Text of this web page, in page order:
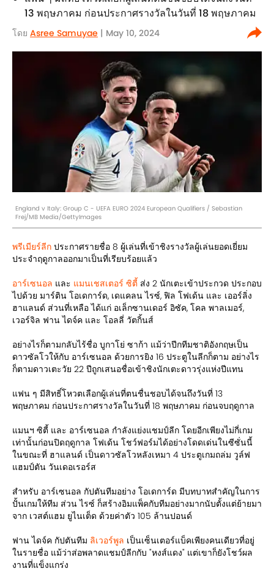
13 พฤษภาคม ก่อนประกาศรางวัลในวันที่ 18 พฤษภาคม
โดย Asree Samuyae | May 10, 2024
England v Italy: Group C - UEFA EURO 2024 European Qualifiers / Sebastian
Frej/MB Media/GettyImages
พรีเมียร์ลีก ประกาศรายชื่อ 8 ผู้เล่นที่เข้าชิงรางวัลผู้เล่นยอดเยี่ยม
ประจำฤดูกาลออกมาเป็นที่เรียบร้อยแล้ว
อาร์เซนอล และ แมนเชสเตอร์ ซิตี้ ส่ง 2 นักเตะเข้าประกวด ประกอบ
ไปด้วย มาร์ติน โอเดการ์ด, เดแคลน ไรซ์, ฟิล โฟเด้น และ เออร์ลิ่ง
ฮาแลนด์ ส่วนที่เหลือ ได้แก่ อเล็กซานเดอร์ อิซัค, โคล พาลเมอร์,
เวอร์จิล ฟาน ไดจ์ค และ โอลลี่ วัตกิ้นส์
อย่างไรก็ตามกลับไร้ชื่อ บูกาโย่ ซาก้า แม้ว่าปีกทีมชาติอังกฤษเป็น
ดาวซัลโวให้กับ อาร์เซนอล ด้วยการยิง 16 ประตูในลีกก็ตาม อย่างไร
ก็ตามดาวเตะวัย 22 ปีถูกเสนอชื่อเข้าชิงนักเตะดาวรุ่งแห่งปีแทน
แฟน ๆ มีสิทธิ์โหวตเลือกผู้เล่นที่ตนชื่นชอบได้จนถึงวันที่ 13
พฤษภาคม ก่อนประกาศรางวัลในวันที่ 18 พฤษภาคม ก่อนจบฤดูกาล
แมนฯ ซิตี้ และ อาร์เซนอล กำลังแย่งแชมป์ลีก โดยอีกเพียงไม่กี่เกม
เท่านั้นก่อนปิดฤดูกาล โฟเด้น โชว์ฟอร์มได้อย่างโดดเด่นในซีซั่นนี้
ในขณะที่ ฮาแลนด์ เป็นดาวซัลโวหลังเหมา 4 ประตูเกมถล่ม วูล์ฟ
แฮมป์ตัน วันเดอเรอร์ส
สำหรับ อาร์เซนอล กัปตันทีมอย่าง โอเดการ์ด มีบทบาทสำคัญในการ
ปั้นเกมให้ทีม ส่วน ไรซ์ ก็สร้างอิมแพ็คกับทีมอย่างมากนับตั้งแต่ย้ายมา
จาก เวสต์แฮม ยูไนเต็ด ด้วยค่าตัว 105 ล้านปอนด์
ฟาน ไดจ์ค กัปตันทีม ลิเวอร์พูล เป็นเซ็นเตอร์แบ็คเพียงคนเดียวที่อยู่
ในรายชื่อ แม้ว่าส่อพลาดแชมป์ลีกกับ "หงส์แดง" แต่เขาก็ยังโชว์ผล
งานที่แข็งแกร่ง